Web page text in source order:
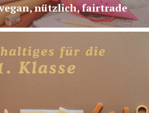
nützlich, fairtrade